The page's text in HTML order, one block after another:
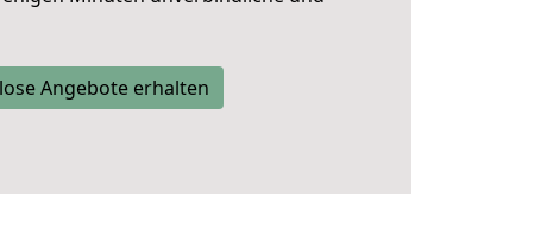
Angebote erhalten